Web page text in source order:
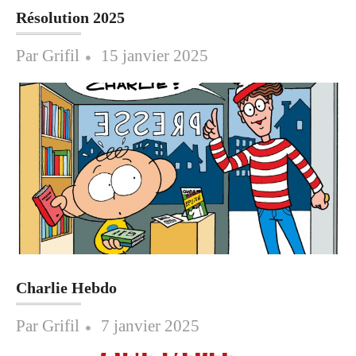
Résolution 2025
Par Grifil
Posted
on
15 janvier 2025
Charlie Hebdo
Par Grifil
Posted
7 janvier 2025